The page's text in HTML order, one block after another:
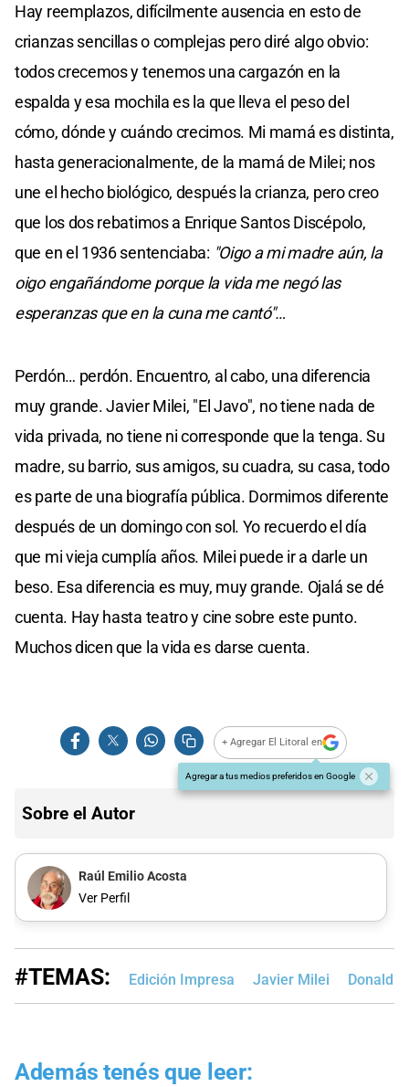
Hay reemplazos, difícilmente ausencia en esto de
crianzas sencillas o complejas pero diré algo obvio:
todos crecemos y tenemos una cargazón en la
espalda y esa mochila es la que lleva el peso del
cómo, dónde y cuándo crecimos. Mi mamá es distinta,
hasta generacionalmente, de la mamá de Milei; nos
une el hecho biológico, después la crianza, pero creo
que los dos rebatimos a Enrique Santos Discépolo,
que en el 1936 sentenciaba: "Oigo a mi madre aún, la
oigo engañándome porque la vida me negó las
esperanzas que en la cuna me cantó"…
Perdón… perdón. Encuentro, al cabo, una diferencia
muy grande. Javier Milei, "El Javo", no tiene nada de
vida privada, no tiene ni corresponde que la tenga. Su
madre, su barrio, sus amigos, su cuadra, su casa, todo
es parte de una biografía pública. Dormimos diferente
después de un domingo con sol. Yo recuerdo el día
que mi vieja cumplía años. Milei puede ir a darle un
beso. Esa diferencia es muy, muy grande. Ojalá se dé
cuenta. Hay hasta teatro y cine sobre este punto.
Muchos dicen que la vida es darse cuenta.
+ Agregar El Litoral en
Agregar a tus medios preferidos en Google
Sobre el Autor
Raúl Emilio Acosta
Ver Perfil
#TEMAS: Edición Impresa Javier Milei Donald
Además tenés que leer: